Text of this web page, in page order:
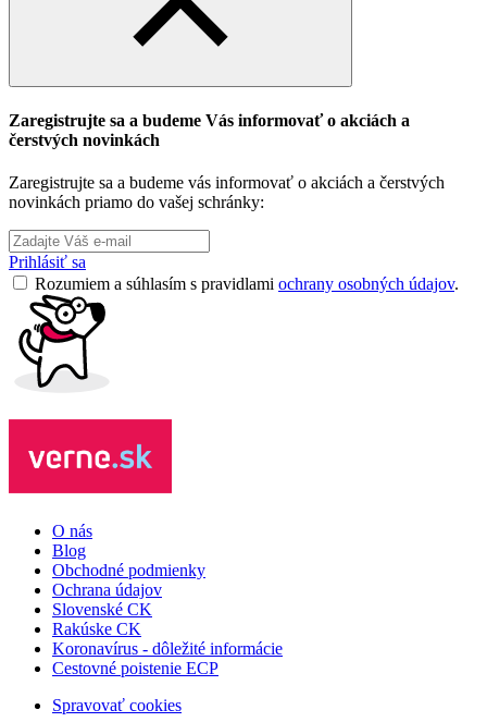
Zaregistrujte sa a budeme Vás informovať o akciách a
čerstvých novinkách
Zaregistrujte sa a budeme vás informovať o akciách a čerstvých
novinkách priamo do vašej schránky:
Prihlásiť sa
Rozumiem a súhlasím s pravidlami ochrany osobných údajov.
O nás
Blog
Obchodné podmienky
Ochrana údajov
Slovenské CK
Rakúske CK
Koronavírus - dôležité informácie
Cestovné poistenie ECP
Spravovať cookies